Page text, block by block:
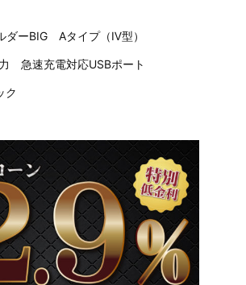
ダーBIG Aタイプ（Ⅳ型）
急速充電対応USBポート
ク